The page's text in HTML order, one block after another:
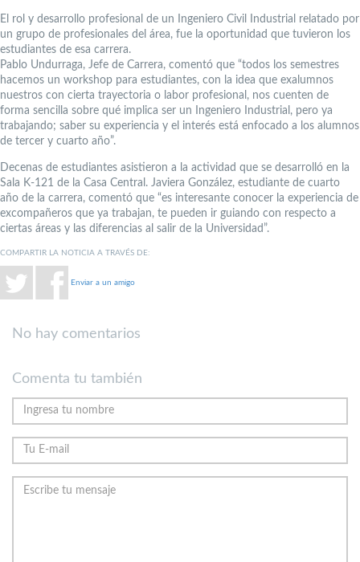
El rol y desarrollo profesional de un Ingeniero Civil Industrial relatado por
un grupo de profesionales del área, fue la oportunidad que tuvieron los
estudiantes de esa carrera.
Pablo Undurraga, Jefe de Carrera, comentó que “todos los semestres
hacemos un workshop para estudiantes, con la idea que exalumnos
nuestros con cierta trayectoria o labor profesional, nos cuenten de
forma sencilla sobre qué implica ser un Ingeniero Industrial, pero ya
trabajando; saber su experiencia y el interés está enfocado a los alumnos
de tercer y cuarto año”.
Decenas de estudiantes asistieron a la actividad que se desarrolló en la
Sala K-121 de la Casa Central. Javiera González, estudiante de cuarto
año de la carrera, comentó que “es interesante conocer la experiencia de
excompañeros que ya trabajan, te pueden ir guiando con respecto a
ciertas áreas y las diferencias al salir de la Universidad”.
COMPARTIR LA NOTICIA A TRAVÉS DE:
Enviar a un amigo
No hay comentarios
Comenta tu también